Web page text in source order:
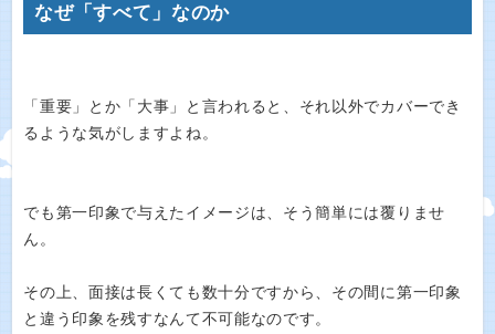
なぜ「すべて」なのか
「重要」とか「大事」と言われると、それ以外でカバーでき
るような気がしますよね。
でも第一印象で与えたイメージは、そう簡単には覆りませ
ん。
その上、面接は長くても数十分ですから、その間に第一印象
と違う印象を残すなんて不可能なのです。